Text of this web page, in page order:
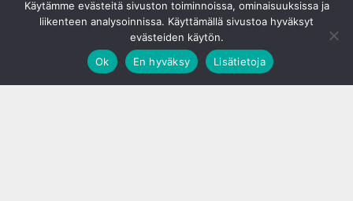
Käytämme evästeitä sivuston toiminnoissa, ominaisuuksissa ja
liikenteen analysoinnissa. Käyttämällä sivustoa hyväksyt
evästeiden käytön.
Ok
En hyväksy Lisätietoja